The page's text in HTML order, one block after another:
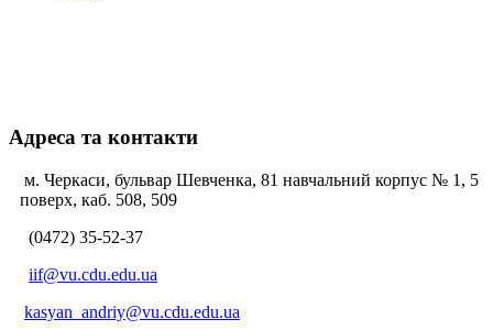
Адреса та контакти
м. Черкаси, бульвар Шевченка, 81 навчальний корпус № 1, 5
поверх, каб. 508, 509
(0472) 35-52-37
iif@vu.cdu.edu.ua
kasyan_andriy@vu.cdu.edu.ua